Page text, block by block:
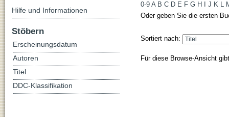
0-9 A B C D E F G H J K L
Oder geben Sie die ersten
Sortiert nach:
Für diese Browse-Ansicht
Hilfe und Informationen
Stöbern
Erscheinungsdatum
Autoren
Titel
DDC-Klassifikation